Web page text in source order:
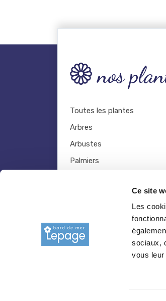
Ce site
Les
sociaux,
vous
nos
Toutes les plantes
Arbres
Arbustes
Palmiers
Rosiers
© 2026 copyright Pepiniere-